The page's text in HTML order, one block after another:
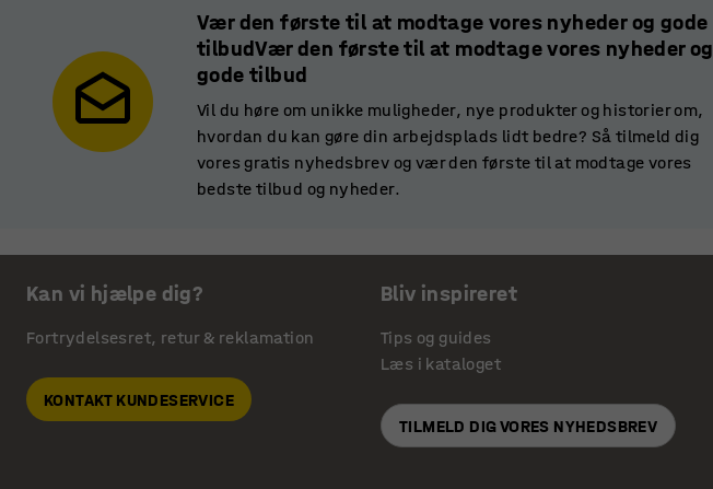
Vær den første til at modtage vores nyheder og gode
tilbudVær den første til at modtage vores nyheder og
gode tilbud
Vil du høre om unikke muligheder, nye produkter og historier om,
hvordan du kan gøre din arbejdsplads lidt bedre? Så tilmeld dig
vores gratis nyhedsbrev og vær den første til at modtage vores
bedste tilbud og nyheder.
Kan vi hjælpe dig?
Fortrydelsesret, retur & reklamation
KONTAKT KUNDESERVICE
Bliv inspireret
Tips og guides
Læs i kataloget
TILMELD DIG VORES NYHEDSBREV